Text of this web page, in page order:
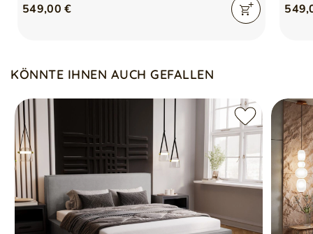
549,00 €
KÖNNTE IHNEN AUCH GEFALLEN